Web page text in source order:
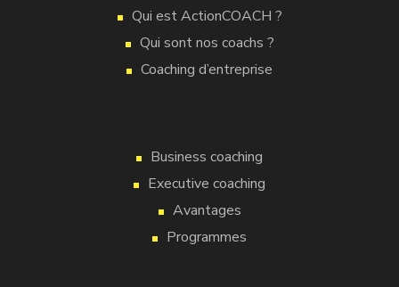
Qui est ActionCOACH ?
Qui sont nos coachs ?
Coaching d’entreprise
Business coaching
Executive coaching
Avantages
Programmes